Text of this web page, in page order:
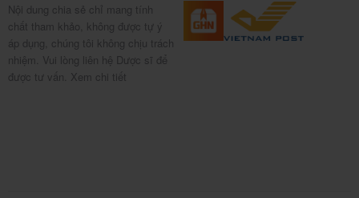
Nội dung chia sẻ chỉ mang tính
chất tham khảo, không được tự ý
áp dụng, chúng tôi không chịu trách
nhiệm. Vui lòng liên hệ Dược sĩ để
được tư vấn. Xem chi tiết